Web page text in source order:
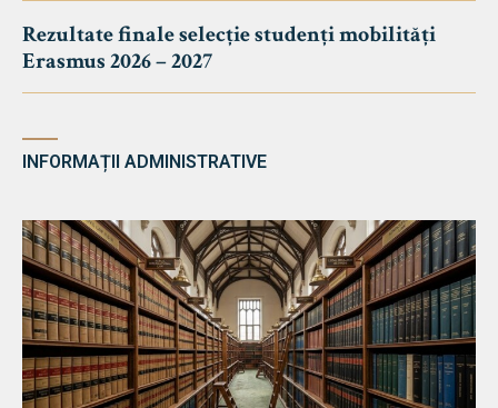
Rezultate finale selecție studenți mobilități
Erasmus 2026 – 2027
INFORMAȚII ADMINISTRATIVE